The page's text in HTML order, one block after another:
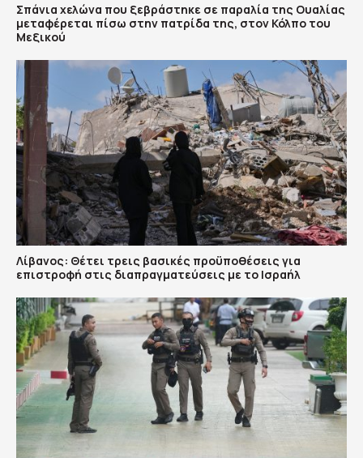
Σπάνια χελώνα που ξεβράστηκε σε παραλία της Ουαλίας
μεταφέρεται πίσω στην πατρίδα της, στον Κόλπο του
Μεξικού
Λίβανος: Θέτει τρεις βασικές προϋποθέσεις για
επιστροφή στις διαπραγματεύσεις με το Ισραήλ